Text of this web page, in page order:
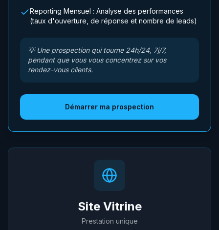
Reporting Mensuel : Analyse des performances
(taux d'ouverture, de réponse et nombre de leads)
💡 Une prospection qui tourne 24h/24, 7j/7,
pendant que vous vous concentrez sur vos
rendez-vous clients.
Démarrer ma prospection
Site Vitrine
Prestation unique